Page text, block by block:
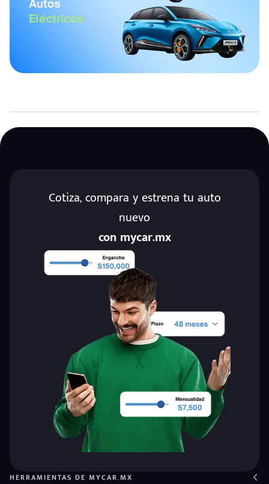
Cotiza, compara y estrena tu auto
nuevo
con mycar.mx
HERRAMIENTAS DE MYCAR.MX